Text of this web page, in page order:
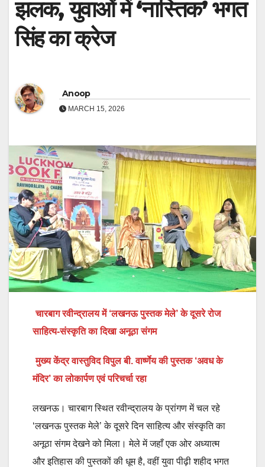
झलक, युवाओं में ‘नास्तिक’ भगत
सिंह का क्रेज
Anoop
MARCH 15, 2026
चारबाग रवीन्द्रालय में ‘लखनऊ पुस्तक मेले’ के दूसरे रोज
साहित्य-संस्कृति का दिखा अनूठा संगम
मुख्य केंद्र वास्तुविद विपुल बी. वार्ष्णेय की पुस्तक ‘अवध के
मंदिर’ का लोकार्पण एवं परिचर्चा रहा
लखनऊ। चारबाग स्थित रवीन्द्रालय के प्रांगण में चल रहे
‘लखनऊ पुस्तक मेले’ के दूसरे दिन साहित्य और संस्कृति का
अनूठा संगम देखने को मिला। मेले में जहाँ एक ओर अध्यात्म
और इतिहास की पुस्तकों की धूम है, वहीं युवा पीढ़ी शहीद भगत